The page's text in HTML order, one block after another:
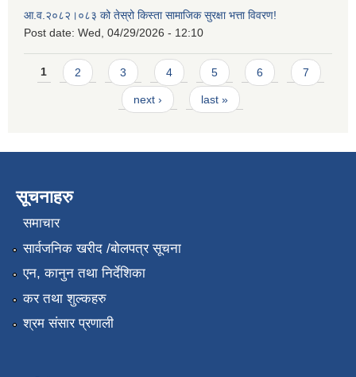
आ.व.२०८२।०८३ को तेस्रो किस्ता सामाजिक सुरक्षा भत्ता विवरण!
Post date: Wed, 04/29/2026 - 12:10
Pages
1 2 3 4 5 6 7
next › last »
सूचनाहरु
समाचार
सार्वजनिक खरीद /बोलपत्र सूचना
एन, कानुन तथा निर्देशिका
कर तथा शुल्कहरु
श्रम संसार प्रणाली